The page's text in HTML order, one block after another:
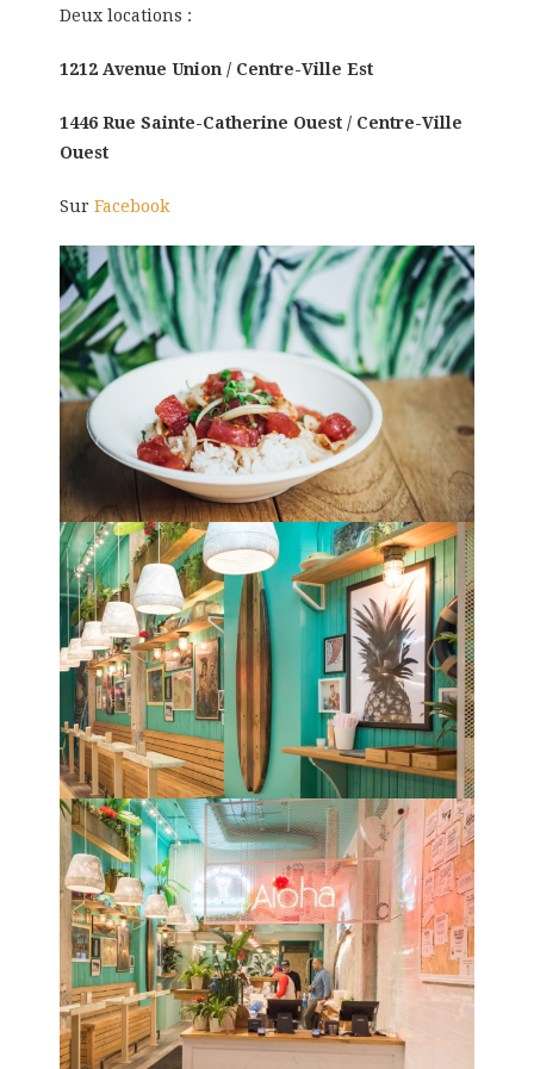
Deux locations :
1212 Avenue Union / Centre-Ville Est
1446 Rue Sainte-Catherine Ouest / Centre-Ville
Ouest
Sur Facebook